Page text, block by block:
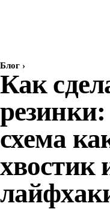
Блог ›
Как
схема
хвостик